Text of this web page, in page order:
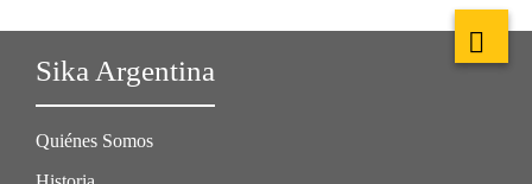
Sika Argentina
Quiénes Somos